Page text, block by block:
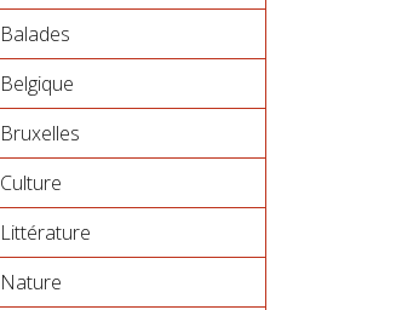
Balades
Belgique
Bruxelles
Culture
Littérature
Nature